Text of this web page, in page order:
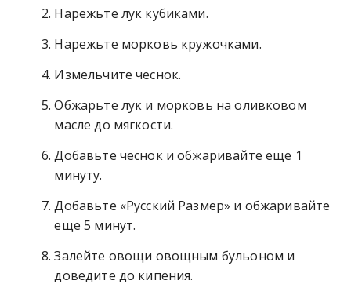
Нарежьте лук кубиками.
Нарежьте морковь кружочками.
Измельчите чеснок.
Обжарьте лук и морковь на оливковом
масле до мягкости.
Добавьте чеснок и обжаривайте еще 1
минуту.
Добавьте «Русский Размер» и обжаривайте
еще 5 минут.
Залейте овощи овощным бульоном и
доведите до кипения.